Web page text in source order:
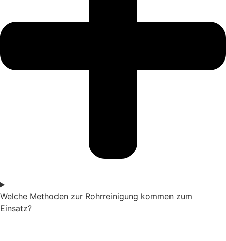
Welche Methoden zur Rohrreinigung kommen zum
Einsatz?